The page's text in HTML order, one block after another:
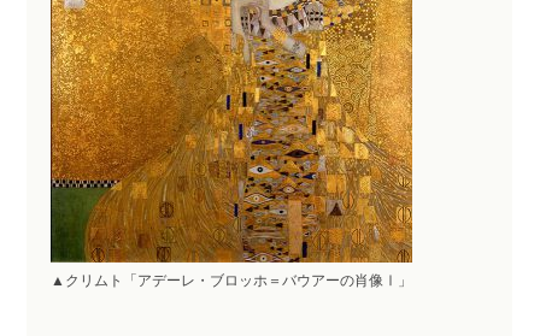
▲クリムト「アデーレ・ブロッホ＝バウアーの肖像Ⅰ」